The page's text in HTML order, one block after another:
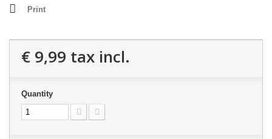
Print
€ 9,99 tax incl.
Quantity